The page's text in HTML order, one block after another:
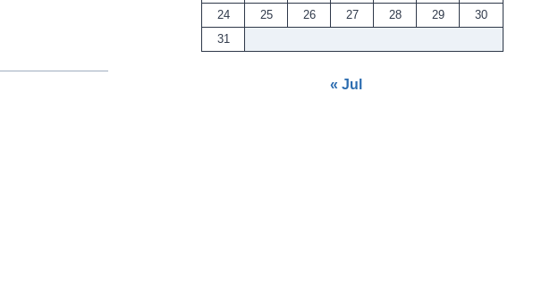
24
25 26 27 28 29
30
31
« Jul